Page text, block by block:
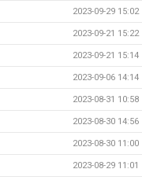
2023-09-29 15:02
2023-09-21 15:22
2023-09-21 15:14
2023-09-06 14:14
2023-08-31 10:58
2023-08-30 14:56
2023-08-30 11:00
2023-08-29 11:01